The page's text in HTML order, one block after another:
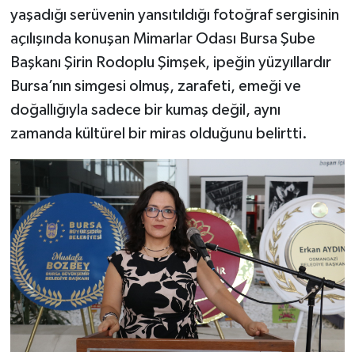
yaşadığı serüvenin yansıtıldığı fotoğraf sergisinin
açılışında konuşan Mimarlar Odası Bursa Şube
Başkanı Şirin Rodoplu Şimşek, ipeğin yüzyıllardır
Bursa’nın simgesi olmuş, zarafeti, emeği ve
doğallığıyla sadece bir kumaş değil, aynı
zamanda kültürel bir miras olduğunu belirtti.